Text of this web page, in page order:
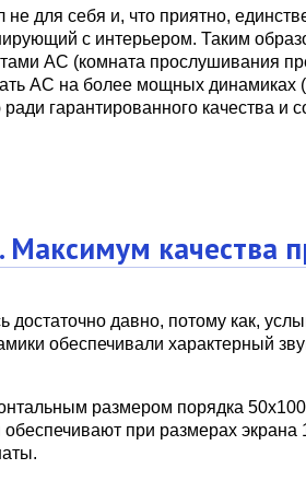
для себя и, что приятно,
с интерьером. Таким
АС (комната прослушивания
АС на более мощных динамиках
гарантированного качества и
качества
давно, потому как,
обеспечивали характерный
размером порядка
при размерах